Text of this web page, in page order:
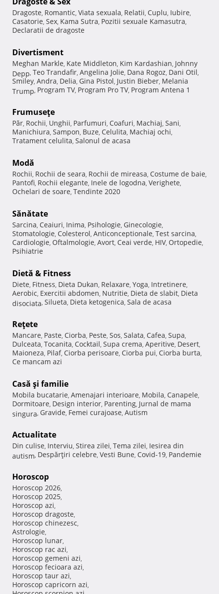
Dragoste, Romantic, Viata sexuala, Relatii, Cuplu, Iubire,
Casatorie, Sex, Kama Sutra, Pozitii sexuale Kamasutra,
Declaratii de dragoste
Divertisment
Meghan Markle, Kate Middleton, Kim Kardashian, Johnny
Depp, Teo Trandafir, Angelina Jolie, Dana Rogoz, Dani Otil,
Smiley, Andra, Delia, Gina Pistol, Justin Bieber, Melania
Trump, Program TV, Program Pro TV, Program Antena 1
Frumuseţe
Păr, Rochii, Unghii, Parfumuri, Coafuri, Machiaj, Sani,
Manichiura, Sampon, Buze, Celulita, Machiaj ochi,
Tratament celulita, Salonul de acasa
Modă
Rochii, Rochii de seara, Rochii de mireasa, Costume de baie,
Pantofi, Rochii elegante, Inele de logodna, Verighete,
Ochelari de soare, Tendinte 2020
Sănătate
Sarcina, Ceaiuri, Inima, Psihologie, Ginecologie,
Stomatologie, Colesterol, Anticonceptionale, Test sarcina,
Cardiologie, Oftalmologie, Avort, Ceai verde, HIV, Ortopedie,
Psihiatrie
Dietă & Fitness
Diete, Fitness, Dieta Dukan, Relaxare, Yoga, Intretinere,
Aerobic, Exercitii abdomen, Nutritie, Dieta de slabit, Dieta
disociata, Silueta, Dieta ketogenica, Sala de acasa
Reţete
Mancare, Paste, Ciorba, Peste, Sos, Salata, Cafea, Supa,
Dulceata, Tocanita, Cocktail, Supa crema, Aperitive, Desert,
Maioneza, Pilaf, Ciorba perisoare, Ciorba pui, Ciorba burta,
Ce mancam azi
Casă şi familie
Mobila bucatarie, Amenajari interioare, Mobila, Canapele,
Dormitoare, Design interior, Parenting, Jurnal de mama
singura, Gravide, Femei curajoase, Autism
Actualitate
Din culise, Interviu, Stirea zilei, Tema zilei, Iesirea din
autism, Despărţiri celebre, Vesti Bune, Covid-19, Pandemie
Horoscop
Horoscop 2026,
Horoscop 2025,
Horoscop azi,
Horoscop dragoste,
Horoscop chinezesc,
Astrologie,
Horoscop lunar,
Horoscop rac azi,
Horoscop gemeni azi,
Horoscop fecioara azi,
Horoscop taur azi,
Horoscop capricorn azi,